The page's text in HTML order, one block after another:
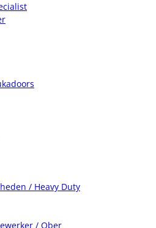
/ Heavy Duty
/ Ober